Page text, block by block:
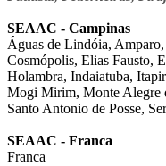
SEAAC - Campinas
Águas de Lindóia,
Cosmópolis, Elias Fausto,
Holambra, Indaiatuba,
Mogi Mirim, Monte Alegre
Santo Antonio de Posse,
SEAAC - Franca
Franca